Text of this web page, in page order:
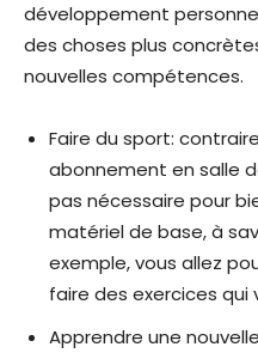
développement
des choses plus
nouvelles compétences.
Faire du sport:
abonnement en salle
pas nécessaire pour
matériel de base, à
exemple, vous allez
faire des exercices qui
Apprendre une